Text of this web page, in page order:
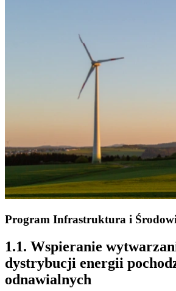
Program Infrastruktura i
1.1. Wspieranie
dystrybucji energii
odnawialnych